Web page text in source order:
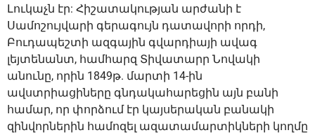
Լուկաչն էր: Հիշատակության արժանի է
Սամոշույվարի գերագույն դատավորի որդի,
Բուդապեշտի ազգային գվարդիայի ավագ
լեյտենանտ, համհարզ Տիվատարր Նովակի
անունը, որին 1849թ. մարտի 14-ին
ավստրիացիները գնդակահարեցին այն բանի
համար, որ փորձում էր կայսերական բանակի
զինվորներին համոզել ազատամարտիկների կողմը